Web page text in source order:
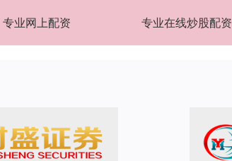
专业网上配资 专业在线炒股配资